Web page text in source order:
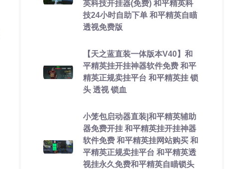
英科技开挂器(免费) 和平精英科
技24小时自助下单 和平精英自瞄
透视免费版
【天之蓝直装一体版本V40】和
平精英挂开挂神器软件免费 和平
精英正规卖挂平台 和平精英挂 锁
头 透视 锁血
小笼包启动器直装|和平精英辅助
器免费开挂 和平精英挂开挂神器
软件免费 和平精英挂网站购买 和
平精英正规卖挂平台 和平精英透
视挂永久免费和平精英自瞄锁头